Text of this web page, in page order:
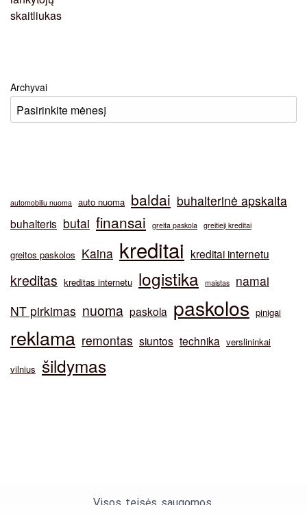
Archyvai
automobiliu nuoma auto nuoma baldai buhalterinė apskaita
buhalteris butai finansai greita paskola greitieji kreditai
greitos paskolos Kaina kreditai kreditai internetu
kreditas kreditas internetu logistika maistas
namai
NT pirkimas nuoma paskola paskolos pinigai
reklama remontas siuntos technika verslininkai
vilnius šildymas
Visos teisės saugomos.